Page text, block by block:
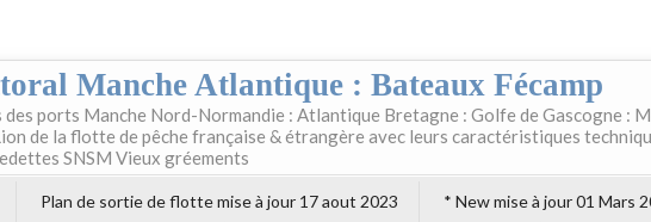
Manche Atlantique : Bateaux Fécamp
des ports Manche Nord-Normandie : Atlantique Bretagne : Golfe de Gascogne :
de la flotte de pêche française & étrangère avec leurs caractéristiques
SNSM Vieux gréements
Plan de sortie de flotte mise à jour 17 aout 2023
* New mise à jour 01